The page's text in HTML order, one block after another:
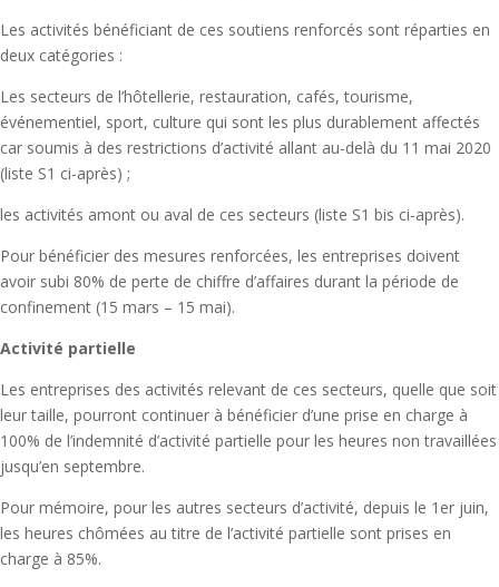
Les activités bénéficiant de ces soutiens renforcés sont réparties en
deux catégories :
Les secteurs de l’hôtellerie, restauration, cafés, tourisme,
événementiel, sport, culture qui sont les plus durablement affectés
car soumis à des restrictions d’activité allant au-delà du 11 mai 2020
(liste S1 ci-après) ;
les activités amont ou aval de ces secteurs (liste S1 bis ci-après).
Pour bénéficier des mesures renforcées, les entreprises doivent
avoir subi 80% de perte de chiffre d’affaires durant la période de
confinement (15 mars – 15 mai).
Activité partielle
Les entreprises des activités relevant de ces secteurs, quelle que soit
leur taille, pourront continuer à bénéficier d’une prise en charge à
100% de l’indemnité d’activité partielle pour les heures non travaillées
jusqu’en septembre.
Pour mémoire, pour les autres secteurs d’activité, depuis le 1er juin,
les heures chômées au titre de l’activité partielle sont prises en
charge à 85%.